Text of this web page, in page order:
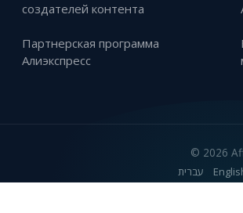
создателей контента
Партнерская программа
Алиэкспресс
© 2026
עברית